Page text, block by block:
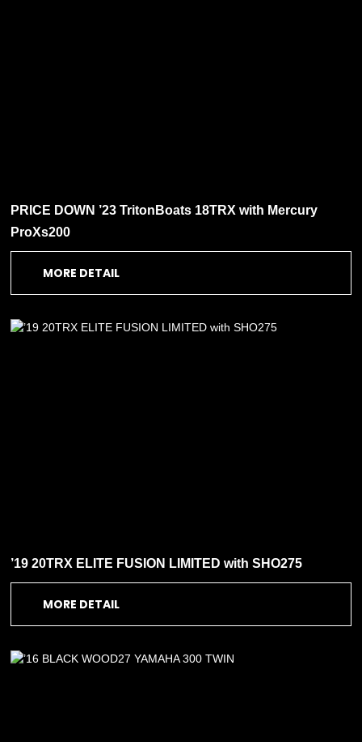
PRICE DOWN ’23 TritonBoats 18TRX with Mercury
ProXs200
MORE DETAIL
’19 20TRX ELITE FUSION LIMITED with SHO275
MORE DETAIL